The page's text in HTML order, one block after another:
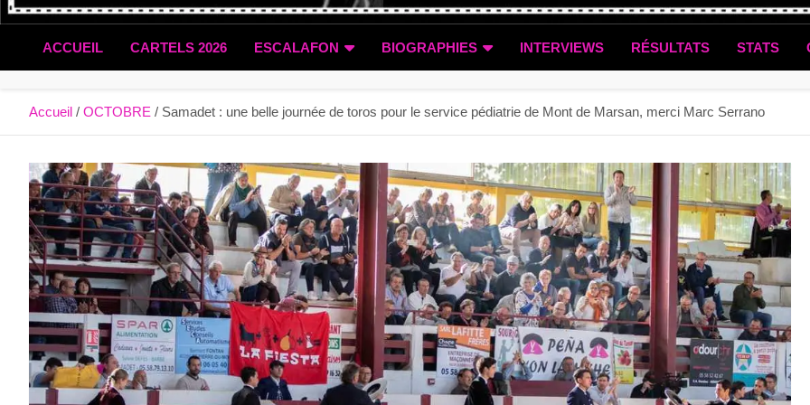
ACCUEIL CARTELS 2026 ESCALAFON BIOGRAPHIES INTERVIEWS RÉSULTATS STATS
Accueil OCTOBRE Samadet : une belle journée de toros pour le service pédiatrie de Mont de Marsan, merci Marc Serrano